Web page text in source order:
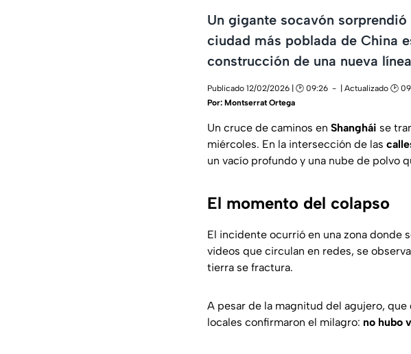
Un gigante socavón
ciudad más poblada de China
construcción de una nueva
Publicado 12/02/2026 | 🕑 09:26
| Actualizado 🕑
Por: Montserrat Ortega
Un cruce de caminos en Shanghái se
miércoles. En la intersección de las
un vacío profundo y una nube de polvo
El momento del colapso
El incidente ocurrió en una zona donde
videos que circulan en redes, se
tierra se fractura.
A pesar de la magnitud del agujero, que
locales confirmaron el milagro: no hubo